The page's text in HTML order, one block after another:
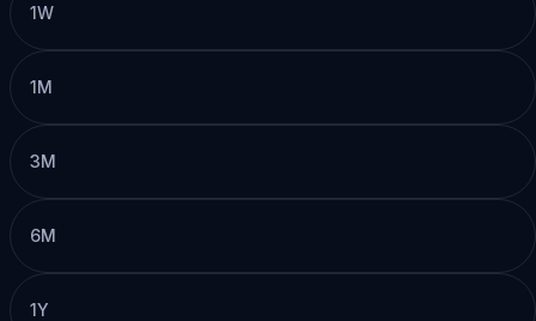
1W
1M
3M
6M
1Y